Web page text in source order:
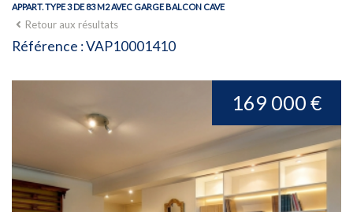
APPART. TYPE 3 DE 83 M2 AVEC GARGE BALCON CAVE
Retour aux résultats
Référence : VAP10001410
169 000 €